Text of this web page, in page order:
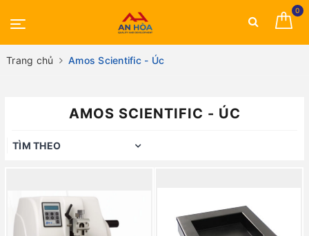
0
Trang chủ Amos Scientific - Úc
AMOS SCIENTIFIC - ÚC
TÌM THEO